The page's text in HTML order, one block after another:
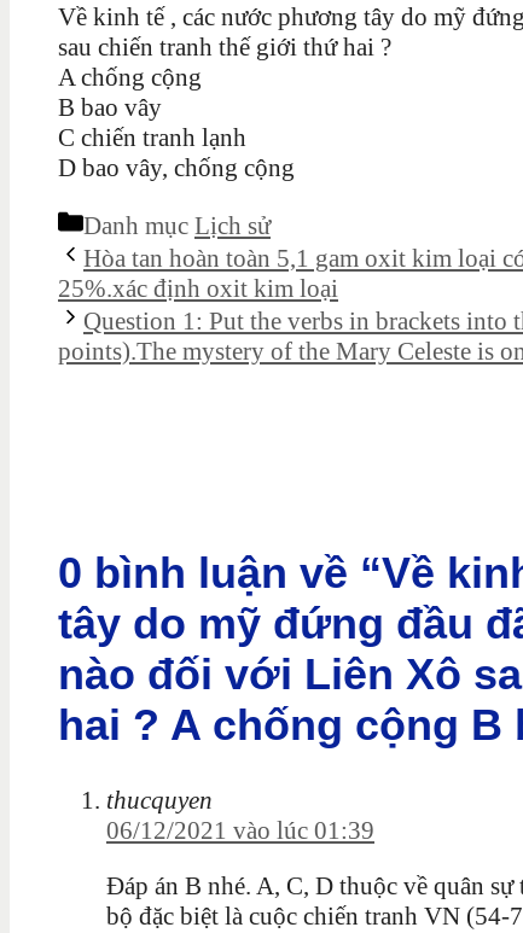
Về kinh tế , các nước phương tây do mỹ
sau chiến tranh thế giới thứ hai ?
A chống cộng
B bao vây
C chiến tranh lạnh
D bao vây, chống cộng
Danh mục Lịch sử
Hòa tan hoàn toàn 5,1 gam oxit kim loại
25%.xác định oxit kim loại
Question 1: Put the verbs in brackets into
points).The mystery of the Mary Celeste is
0 bình luận về “Về
tây do mỹ đứng đầu
nào đối với Liên Xô
hai ? A chống cộng B
thucquyen
06/12/2021 vào lúc 01:39
Đáp án B nhé. A, C, D thuộc về quân
bộ đặc biệt là cuộc chiến tranh VN (54-